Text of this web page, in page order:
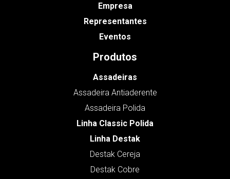
Empresa
Representantes
Eventos
Produtos
Assadeiras
Assadeira Antiaderente
Assadeira Polida
Linha Classic Polida
Linha Destak
Destak Cereja
Destak Cobre